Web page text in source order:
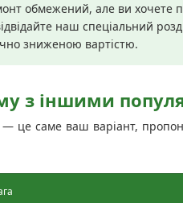
обмежений, але ви хочете
наш спеціальний
зниженою вартістю.
з іншими
саме ваш варіант,